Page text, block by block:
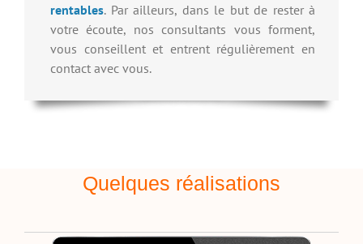
rentables. Par ailleurs, dans le but de rester à
votre écoute, nos consultants vous forment,
vous conseillent et entrent régulièrement en
contact avec vous.
Quelques réalisations